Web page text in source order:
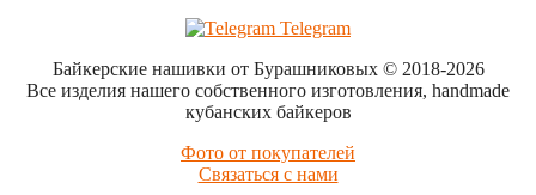
Telegram
Байкерские нашивки от Бурашниковых© 2018-2026
Все изделия нашего собственного изготовления, handmade
кубанских байкеров
Фото от покупателей
Связаться с нами